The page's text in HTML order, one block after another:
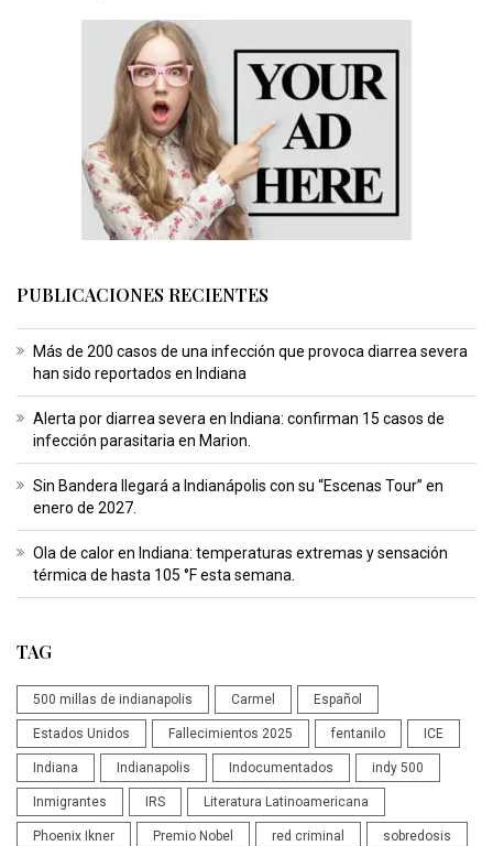
PUBLICACIONES RECIENTES
Más de 200 casos de una infección que provoca diarrea severa
han sido reportados en Indiana
Alerta por diarrea severa en Indiana: confirman 15 casos de
infección parasitaria en Marion.
Sin Bandera llegará a Indianápolis con su “Escenas Tour” en
enero de 2027.
Ola de calor en Indiana: temperaturas extremas y sensación
térmica de hasta 105 °F esta semana.
TAG
500 millas de indianapolis Carmel Español
Estados Unidos Fallecimientos 2025 fentanilo ICE
Indiana Indianapolis Indocumentados indy 500
Inmigrantes IRS Literatura Latinoamericana
Phoenix Ikner Premio Nobel red criminal sobredosis